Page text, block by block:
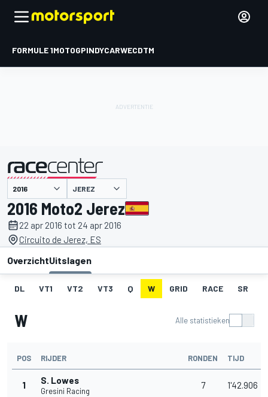
FORMULE 1MOTOGPINDYCARWECDTM
gepresenteerd door JEREZ
2016 Moto2 Jerez
22 apr 2016 tot 24 apr 2016
Circuito de Jerez, ES
OverzichtUitslagen
DL VT1 VT2 VT3 Q W GRID RACE SR
W Alle statistieken
POS RIJDER RONDEN TIJD
1 S. Lowes
Gresini Racing
7 1'42.906